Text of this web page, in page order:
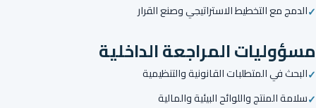
الدمج مع التخطيط الاستراتيجي وصنع القرار
مسؤوليات المراجعة الداخلية
البحث في المتطلبات القانونية والتنظيمية
سلامة المنتج واللوائح البيئية والمالية